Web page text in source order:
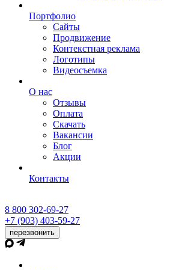
Портфолио
Сайты
Продвижение
Контекстная реклама
Логотипы
Видеосъемка
О нас
Отзывы
Оплата
Скачать
Вакансии
Блог
Акции
Контакты
8 800 302-69-27
+7 (903) 403-59-27
перезвонить